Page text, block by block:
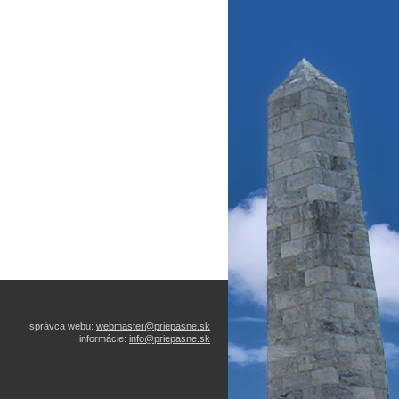
správca webu: webmaster@priepasne.sk
informácie: info@priepasne.sk